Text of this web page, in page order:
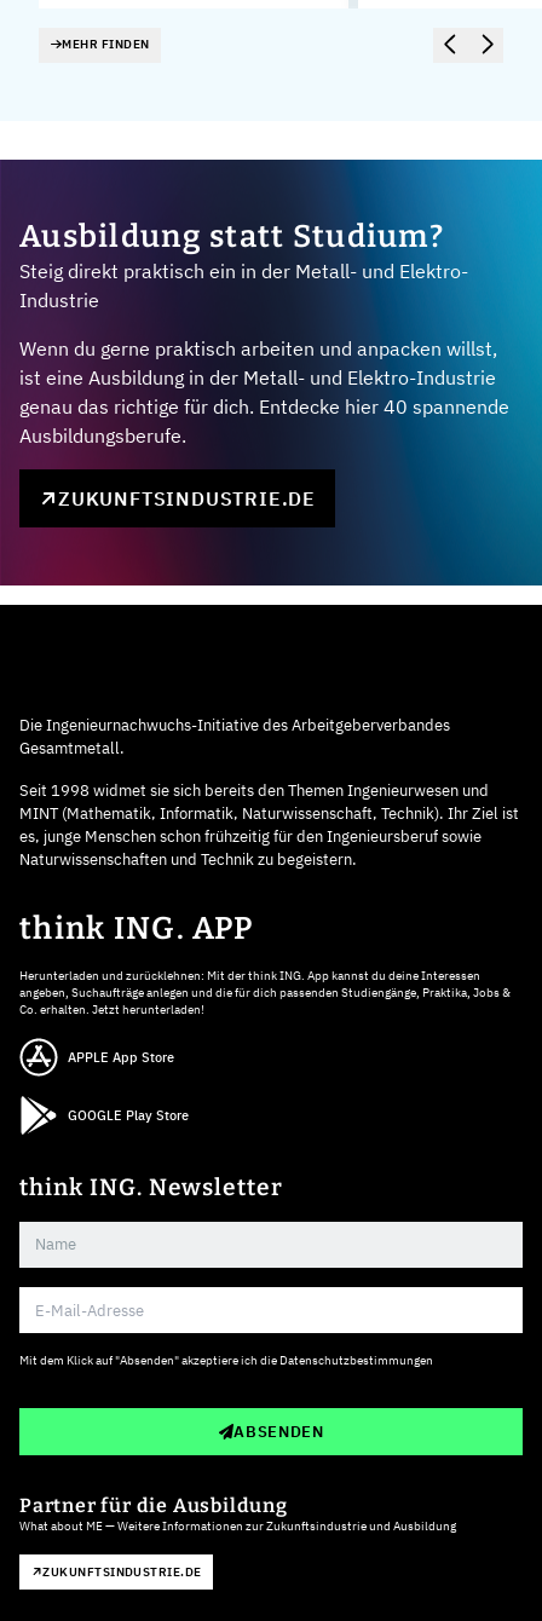
MEHR FINDEN
Ausbildung statt Studium?
Steig direkt praktisch ein in der Metall- und Elektro-
Industrie
Wenn du gerne praktisch arbeiten und anpacken willst,
ist eine Ausbildung in der Metall- und Elektro-Industrie
genau das richtige für dich. Entdecke hier 40 spannende
Ausbildungsberufe.
ZUKUNFTSINDUSTRIE.DE
Die Ingenieurnachwuchs-Initiative des Arbeitgeberverbandes
Gesamtmetall.
Seit 1998 widmet sie sich bereits den Themen Ingenieurwesen und
MINT (Mathematik, Informatik, Naturwissenschaft, Technik). Ihr Ziel ist
es, junge Menschen schon frühzeitig für den Ingenieursberuf sowie
Naturwissenschaften und Technik zu begeistern.
think ING. APP
Herunterladen und zurücklehnen: Mit der think ING. App kannst du deine Interessen
angeben, Suchaufträge anlegen und die für dich passenden Studiengänge, Praktika, Jobs &
Co. erhalten. Jetzt herunterladen!
APPLE App Store
GOOGLE Play Store
think ING. Newsletter
Mit dem Klick auf "Absenden" akzeptiere ich die Datenschutzbestimmungen
ABSENDEN
Partner für die Ausbildung
What about ME — Weitere Informationen zur Zukunftsindustrie und Ausbildung
ZUKUNFTSINDUSTRIE.DE